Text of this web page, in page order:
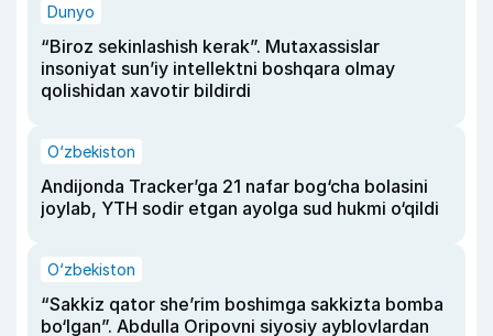
Dunyo
“Biroz sekinlashish kerak”. Mutaxassislar
insoniyat sun’iy intellektni boshqara olmay
qolishidan xavotir bildirdi
O‘zbekiston
Andijonda Tracker’ga 21 nafar bog‘cha bolasini
joylab, YTH sodir etgan ayolga sud hukmi o‘qildi
O‘zbekiston
“Sakkiz qator she’rim boshimga sakkizta bomba
bo‘lgan”. Abdulla Oripovni siyosiy ayblovlardan